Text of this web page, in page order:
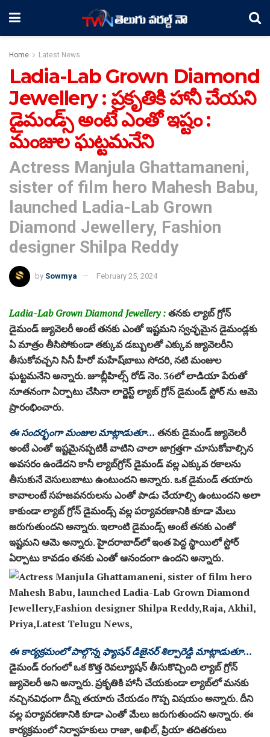
Home Latest News
Ladia-Lab Grown Diamond
Jewellery : ప్రకృతికి హానీ చేయని
డైమండ్స్‌ అంటే ఎంతో ఇష్టం :
మంజుల ఘట్టమనేని
Actress Manjula Ghattamaneni,
sister of film hero Mahesh Babu,
launched Ladia-Lab Grown
Diamond Jewellery, Fashion
designer Shilpa Reddy
by Sowmya February 25, 2024
Ladia-Lab Grown Diamond Jewellery :తనకు ల్యాబ్‌ గ్రోన్‌
డైమండ్‌ జ్యువెలరీ అంటే తనకు ఎంతో ఇష్టమని స్వచ్ఛమైన డైమండ్లకు
ఏ మాత్రం తీసిపోకుండా తక్కువ డబ్బులతో ఎక్కువ జ్యువెలరీని
తీసుకోవచ్చని సినీ హీరో మహేష్‌బాబు సోదరి, నటి మంజుల
ఘట్టమనేని అన్నారు. జూబ్లీహిల్స్‌ రోడ్‌ నెం. 36లో లాడియా పేరుతో
నూతనంగా ఏర్పాటు చేసినా లార్జెస్ట్‌ ల్యాబ్‌ గ్రోన్‌ డైమండ్‌ స్టోర్‌ ను ఆమె
ప్రారంభించారు.
ఈ సందర్భంగా మంజుల మాట్లాడుతూ… తనకు డైమండ్‌ జ్యువెలరీ
అంటే ఎంతో ఇష్టమైనప్పటికీ వాటిని చాలా జాగ్రత్తగా చూసుకోవాల్సిన
అవసరం ఉండేదని కానీ ల్యాబ్‌గ్రోన్‌ డైమండ్‌ వల్ల ఎక్కువ రకాలను
తీసుకునే వెసులుబాటు ఉంటుందని అన్నారు. ఒక డైమండ్‌ తయారు
కావాలంటే సహజవనరులను ఎంతో పాడు చేయాల్సి ఉంటుందని అలా
కాకుండా ల్యాబ్‌ గ్రోన్‌ డైమండ్స్‌ వల్ల పర్యావరణానికి కూడా మేలు
జరుగుతుందని అన్నారు. ఇలాంటి డైమండ్స్‌ అంటే తనకు ఎంతో
ఇష్టమని ఆమె అన్నారు. హైదరాబాద్‌లో ఇంత పెద్ద స్థాయిలో స్టోర్‌
ఏర్పాటు కావడం తనకు ఎంతో ఆనందంగా ఉందని అన్నారు.
ఈ కార్యక్రమంలో పాల్గొన్న ఫ్యాషన్‌ డిజైనర్‌ శిల్పారెడ్డి మాట్లాడుతూ…
డైమండ్‌ రంగంలో ఒక కొత్త రెవల్యూషన్‌ తీసుకొచ్చింది ల్యాబ్‌ గ్రోన్‌
జ్యువెలరీ అని అన్నారు. ప్రకృతికి హానీ చేయకుండా ల్యాబ్‌లో మనకు
నచ్చినవిధంగా దీన్ని తయారు చేయడం గొప్ప విషయం అన్నారు. దీని
వల్ల పర్యావరణానికి కూడా ఎంతో మేలు జరుగుతుందని అన్నారు. ఈ
కార్యక్రమంలో నిర్వాహకులు రాజా, అఖిల్, ప్రియా తదితరులు